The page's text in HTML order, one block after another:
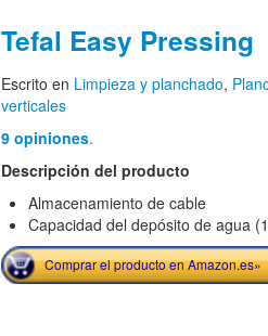
Tefal Easy Pressing
Escrito en Limpieza y planchado,
verticales
9 opiniones.
Descripción del producto
Almacenamiento de cable
Capacidad del depósito de agua
Comprar el producto en Amazon.es»